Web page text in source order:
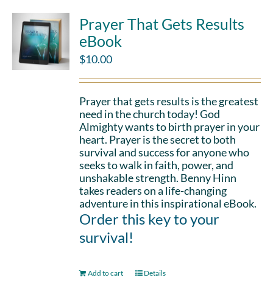
Prayer That Gets Results
eBook
$10.00
Prayer that gets results is the greatest
need in the church today! God
Almighty wants to birth prayer in your
heart. Prayer is the secret to both
survival and success for anyone who
seeks to walk in faith, power, and
unshakable strength. Benny Hinn
takes readers on a life-changing
adventure in this inspirational eBook.
Order this key to your
survival!
Add to cart Details